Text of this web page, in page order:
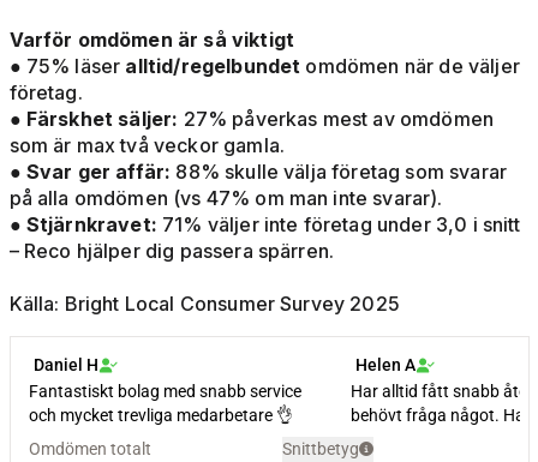
Varför omdömen är så viktigt
● 75% läser alltid/regelbundet omdömen när de väljer
företag.
● Färskhet säljer: 27% påverkas mest av omdömen
som är max två veckor gamla.
● Svar ger affär: 88% skulle välja företag som svarar
på alla omdömen (vs 47% om man inte svarar).
● Stjärnkravet: 71% väljer inte företag under 3,0 i snitt
– Reco hjälper dig passera spärren.
Källa: Bright Local Consumer Survey 2025